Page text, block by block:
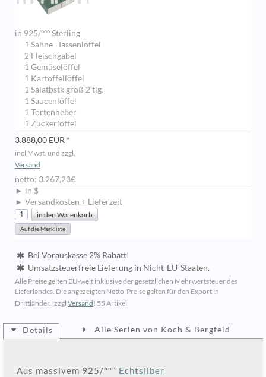
in 925/ººº Sterling
1 Sahne- Tassenlöffel
2 Fleischgabel
1 Gemüselöffel
1 Kartoffellöffel
1 Salatbstk groß 2 tlg.
1 Saucenlöffel
1 Tortenheber
1 Zuckerlöffel
3.888,00 EUR *
incl Mwst. und zzgl.
Versand
netto: 3.267,23€
► in $
► Versandkosten + Lieferzeit
Bei Vorauskasse 2% Rabatt!
Umsatzsteuerfreie Lieferung in Nicht-EU-Staaten.
Alle Preise gelten EU-weit inklusive der gesetzlichen Mehrwertsteuer des
Lieferlandes. Die angezeigten Netto-Preise gelten für den Export in
Drittländer.. zzgl Versand! 55 Artikel
Details
Aus massivem 925/ººº Echtsilber
Alle Serien von Koch & Bergfeld